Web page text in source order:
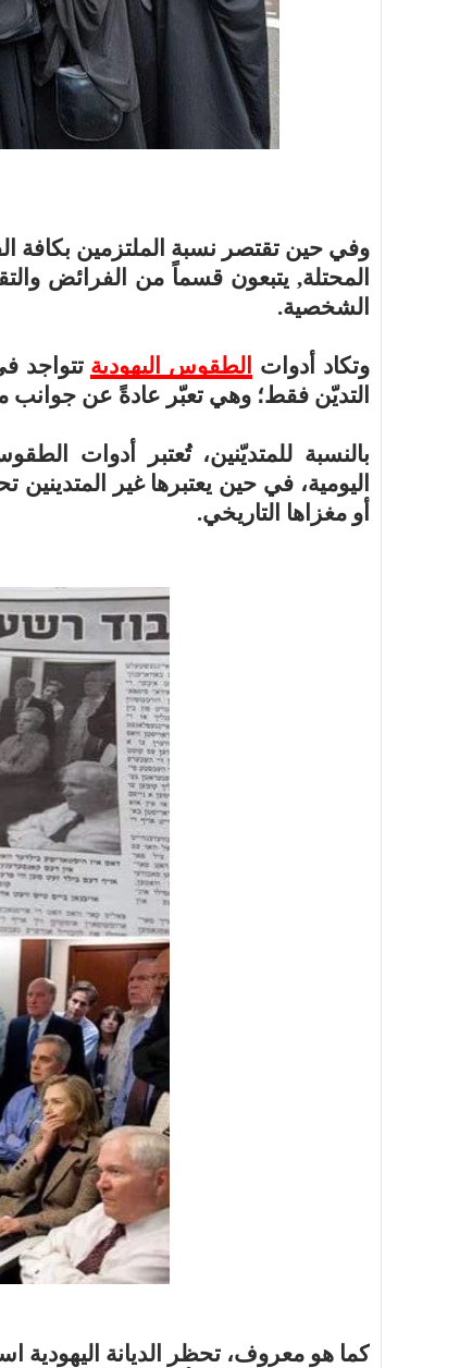
مصيدة الشاشات.. لما التكنولوجيا تسحب
عمرنا | الإدمان الالكتروني
أسرة
مجتمع
مصيدة
عمرنا |
المحتلة, يتبعون قسماً من الفرائض
الشخصية.
وتكاد أدوات الطقوس اليهودية تتواجد
التديّن فقط؛ وهي تعبّر عادةً عن جوانب
بالنسبة للمتديّنين، تُعتبر أدوات
اليومية، في حين يعتبرها غير
أو مغزاها التاريخي.
كما هو معروف، تحظر الديانة اليهودية